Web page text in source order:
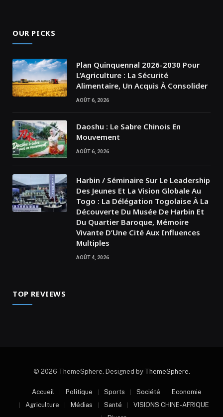
OUR PICKS
Plan Quinquennal 2026-2030 Pour
L’Agriculture : La Sécurité
Alimentaire, Un Acquis À Consolider
AOÛT 6, 2026
Daoshu : Le Sabre Chinois En
Mouvement
AOÛT 6, 2026
Harbin / Séminaire Sur Le Leadership
Des Jeunes Et La Vision Globale Au
Togo : La Délégation Togolaise À La
Découverte Du Musée De Harbin Et
Du Quartier Baroque, Mémoire
Vivante D’Une Cité Aux Influences
Multiples
AOÛT 4, 2026
TOP REVIEWS
© 2026 ThemeSphere. Designed by ThemeSphere.
Accueil Politique Sports Société
Economie
Agriculture
Médias Santé
VISIONS CHINE-AFRIQUE